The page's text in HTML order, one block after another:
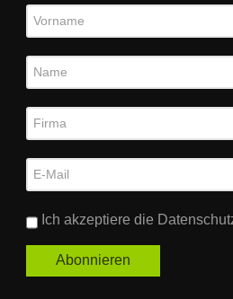
Ich akzeptiere die
Abonnieren